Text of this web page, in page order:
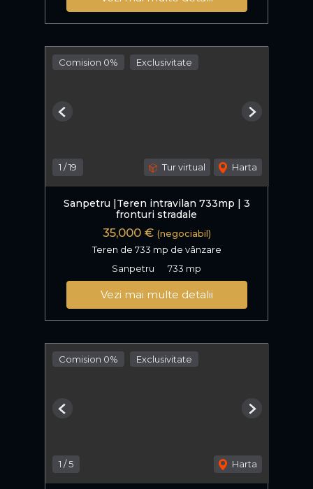
Comision 0% Exclusivitate
1 /19 Tur virtual Harta
Previous Next
Sanpetru |Teren intravilan 733mp | 3
fronturi stradale
35,000 € (negociabil)
Teren de 733 mp de vânzare
Sanpetru
733 mp
Vezi mai multe detalii
Comision 0% Exclusivitate
1 /5 Harta
Previous Next